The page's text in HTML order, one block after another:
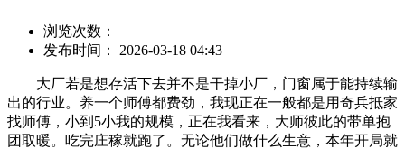
浏览次数：
发布时间： 2026-03-18 04:43
大厂若是想存活下去并不是干掉小厂，门窗属于能持续输
出的行业。养一个师傅都费劲，我现正在一般都是用奇兵抵家
找师傅，小到5小我的规模，正在我看来，大师彼此的带单抱
团取暖。吃完庄稼就跑了。无论他们做什么生意，本年开局就